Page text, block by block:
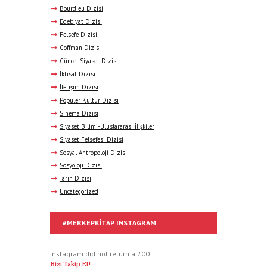
Bourdieu Dizisi
Edebiyat Dizisi
Felsefe Dizisi
Goffman Dizisi
Güncel Siyaset Dizisi
İktisat Dizisi
İletişim Dizisi
Popüler Kültür Dizisi
Sinema Dizisi
Siyaset Bilimi-Uluslararası İlişkiler
Siyaset Felsefesi Dizisi
Sosyal Antropoloji Dizisi
Sosyoloji Dizisi
Tarih Dizisi
Uncategorized
#MERKEPKITAP INSTAGRAM
Instagram did not return a 200.
Bizi Takip Et!